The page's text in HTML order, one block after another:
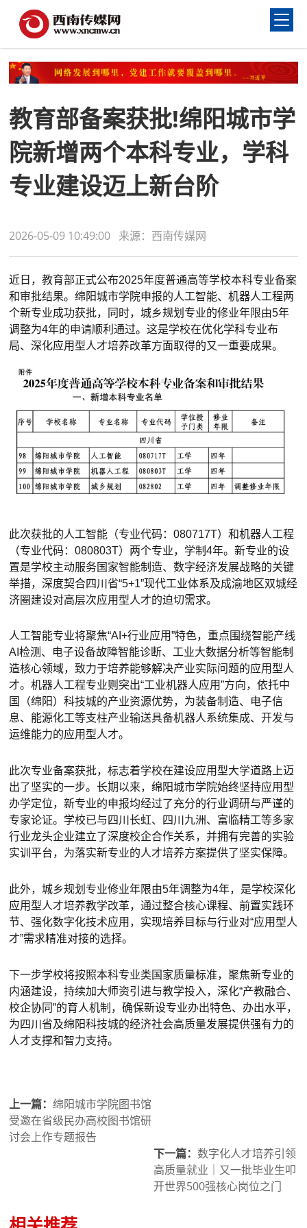
教育部备案获批!绵阳城市学
院新增两个本科专业，学科
专业建设迈上新台阶
2026-05-09 10:49:00 来源：西南传媒网
近日，教育部正式公布2025年度普通高等学校本科专业备案
和审批结果。绵阳城市学院申报的人工智能、机器人工程两
个新专业成功获批，同时，城乡规划专业的修业年限由5年
调整为4年的申请顺利通过。这是学校在优化学科专业布
局、深化应用型人才培养改革方面取得的又一重要成果。
此次获批的人工智能（专业代码：080717T）和机器人工程
（专业代码：080803T）两个专业，学制4年。新专业的设
置是学校主动服务国家智能制造、数字经济发展战略的关键
举措，深度契合四川省“5+1”现代工业体系及成渝地区双城经
济圈建设对高层次应用型人才的迫切需求。
人工智能专业将聚焦“AI+行业应用”特色，重点围绕智能产线
AI检测、电子设备故障智能诊断、工业大数据分析等智能制
造核心领域，致力于培养能够解决产业实际问题的应用型人
才。机器人工程专业则突出“工业机器人应用”方向，依托中
国（绵阳）科技城的产业资源优势，为装备制造、电子信
息、能源化工等支柱产业输送具备机器人系统集成、开发与
运维能力的应用型人才。
此次专业备案获批，标志着学校在建设应用型大学道路上迈
出了坚实的一步。长期以来，绵阳城市学院始终坚持应用型
办学定位，新专业的申报均经过了充分的行业调研与严谨的
专家论证。学校已与四川长虹、四川九洲、富临精工等多家
行业龙头企业建立了深度校企合作关系，并拥有完善的实验
实训平台，为落实新专业的人才培养方案提供了坚实保障。
此外，城乡规划专业修业年限由5年调整为4年，是学校深化
应用型人才培养教学改革，通过整合核心课程、前置实践环
节、强化数字化技术应用，实现培养目标与行业对“应用型人
才”需求精准对接的选择。
下一步学校将按照本科专业类国家质量标准，聚焦新专业的
内涵建设，持续加大师资引进与教学投入，深化“产教融合、
校企协同”的育人机制，确保新设专业办出特色、办出水平，
为四川省及绵阳科技城的经济社会高质量发展提供强有力的
人才支撑和智力支持。
上一篇：绵阳城市学院图书馆
受邀在省级民办高校图书馆研
讨会上作专题报告
下一篇： 数字化人才培养引领
高质量就业｜又一批毕业生叩
开世界500强核心岗位之门